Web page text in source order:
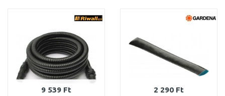
Összehasonlítás Összehasonlítás
9 539 Ft 2 290 Ft